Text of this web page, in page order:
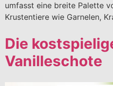
umfasst eine breite Palette
Krustentiere wie Garnelen,
Die
Vanilleschote